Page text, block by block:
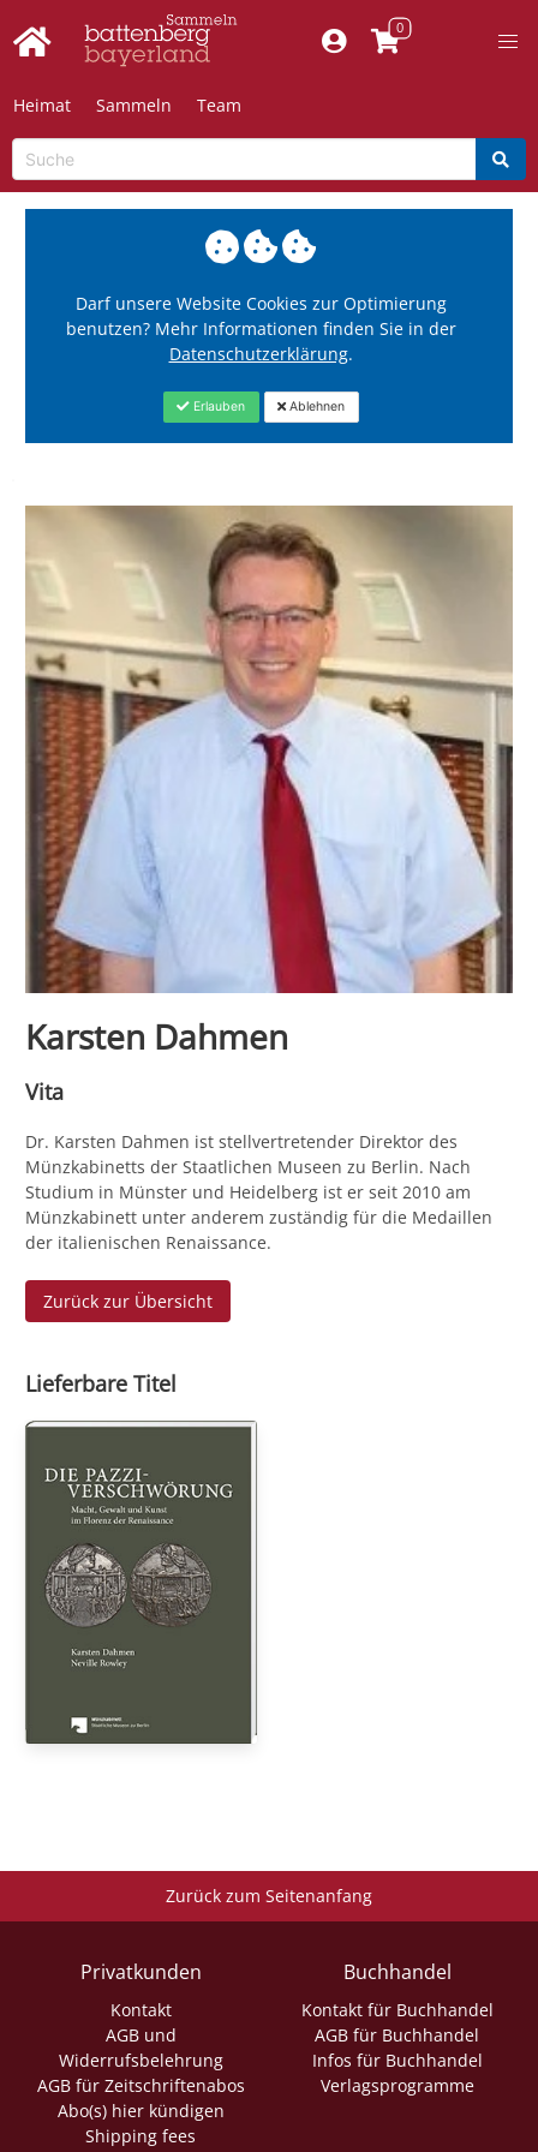
Heimat Sammeln Team
Darf unsere Website Cookies zur Optimierung
benutzen? Mehr Informationen finden Sie in der
Datenschutzerklärung.
Erlauben Ablehnen
Karsten Dahmen
Vita
Dr. Karsten Dahmen ist stellvertretender Direktor des
Münzkabinetts der Staatlichen Museen zu Berlin. Nach
Studium in Münster und Heidelberg ist er seit 2010 am
Münzkabinett unter anderem zuständig für die Medaillen
der italienischen Renaissance.
Zurück zur Übersicht
Lieferbare Titel
Zurück zum Seitenanfang
Privatkunden
Kontakt
AGB und
Widerrufsbelehrung
AGB für Zeitschriftenabos
Abo(s) hier kündigen
Shipping fees
Buchhandel
Kontakt für Buchhandel
AGB für Buchhandel
Infos für Buchhandel
Verlagsprogramme